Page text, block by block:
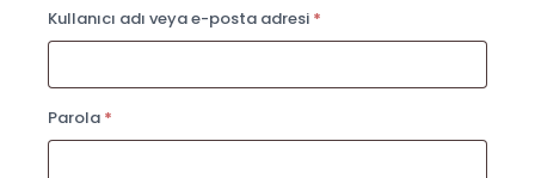
Kullanıcı adı veya e-posta adresi *Gerekli
Parola *Gerekli